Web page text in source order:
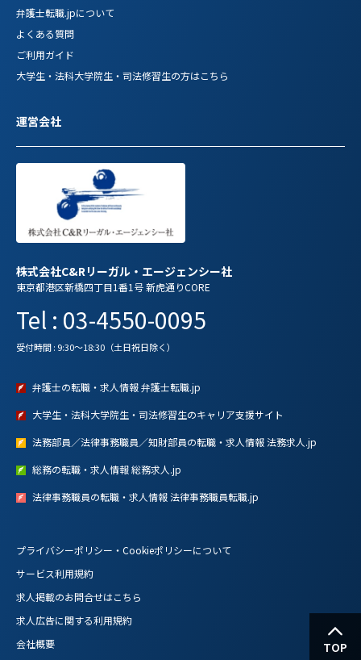
弁護士転職.jpについて
よくある質問
ご利用ガイド
大学生・法科大学院生・司法修習生の方はこちら
運営会社
株式会社C&Rリーガル・エージェンシー社
東京都港区新橋四丁目1番1号 新虎通りCORE
Tel : 03-4550-0095
受付時間 : 9:30～18:30（土日祝日除く）
弁護士の転職・求人情報 弁護士転職.jp
大学生・法科大学院生・司法修習生のキャリア支援サイト
法務部員／法律事務職員／知財部員の転職・求人情報 法務求人.jp
総務の転職・求人情報 総務求人.jp
法律事務職員の転職・求人情報 法律事務職員転職.jp
プライバシーポリシー・Cookieポリシーについて
サービス利用規約
求人掲載のお問合せはこちら
求人広告に関する利用規約
会社概要
TOP